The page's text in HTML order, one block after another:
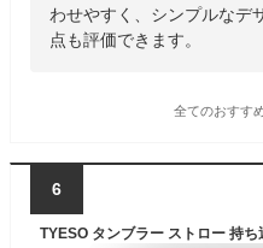
わせやすく、シンプルなデ
点も評価できます。
全てのおすす
6